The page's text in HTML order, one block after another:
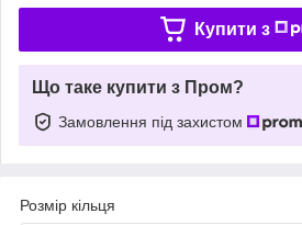
Купити з
Що таке купити з Пром?
Замовлення під захистом
Розмір кільця